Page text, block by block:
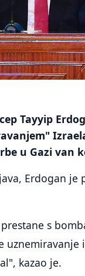
Tayyip
u Gazi van
Erdogan
s
kazao je.